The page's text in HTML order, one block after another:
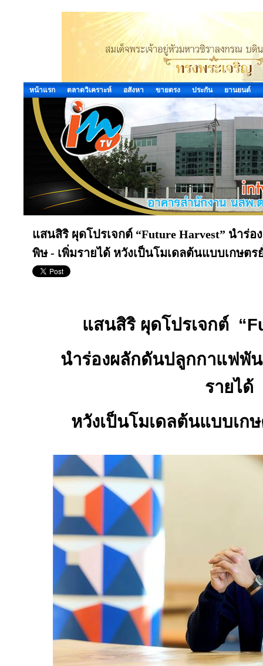
หน้าแรก ตลาดวิเคราะห์ อสังหา ขายตรง ประกัน ยานยนต์
แสนสิริ ผุดโปรเจกต์ “Future Harvest” นำ
พิษ - เพิ่มรายได้ หวังเป็นโมเดลต้นแบบเกษตร
แสนสิริ ผุดโปรเจกต์
นำร่องผลักดันปลูกกาแฟพั
รายได้
หวังเป็นโมเดลต้นแบบเก